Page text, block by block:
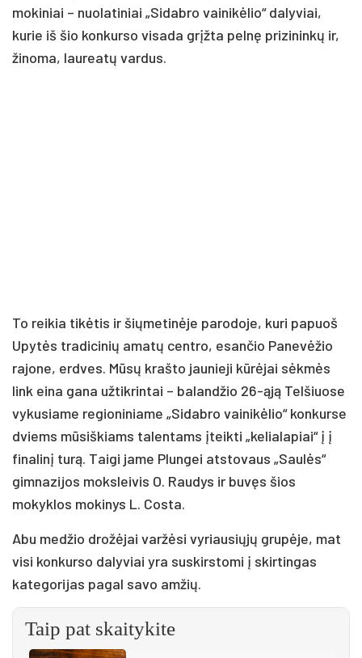
mokiniai – nuolatiniai „Sidabro vainikėlio“ dalyviai,
kurie iš šio konkurso visada grįžta pelnę prizininkų ir,
žinoma, laureatų vardus.
To reikia tikėtis ir šiųmetinėje parodoje, kuri papuoš
Upytės tradicinių amatų centro, esančio Panevėžio
rajone, erdves. Mūsų krašto jaunieji kūrėjai sėkmės
link eina gana užtikrintai – balandžio 26-ąją Telšiuose
vykusiame regioniniame „Sidabro vainikėlio“ konkurse
dviems mūsiškiams talentams įteikti „kelialapiai“ į į
finalinį turą. Taigi jame Plungei atstovaus „Saulės“
gimnazijos moksleivis O. Raudys ir buvęs šios
mokyklos mokinys L. Costa.
Abu medžio drožėjai varžėsi vyriausiųjų grupėje, mat
visi konkurso dalyviai yra suskirstomi į skirtingas
kategorijas pagal savo amžių.
Taip pat skaitykite